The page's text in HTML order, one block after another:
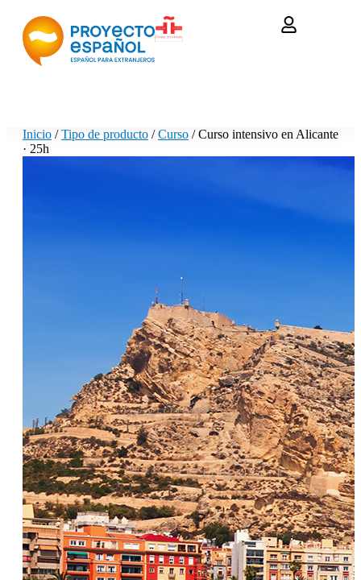
Inicio /Tipo de producto /Curso / Curso intensivo en Alicante
· 25h